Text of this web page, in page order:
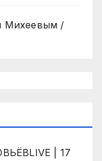
Михеевым /
| 17